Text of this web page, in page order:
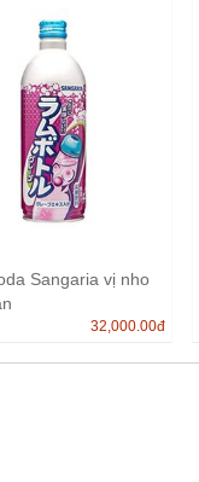
Sangaria vị nho
32,000.00đ